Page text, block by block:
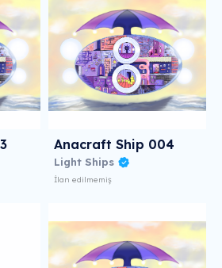
Anacraft Ship 004
Light Ships
İlan edilmemiş